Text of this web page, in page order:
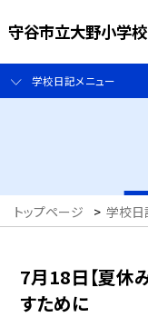
守谷市立大野小学校
学校日記メニュー
トップページ > 学校日
7月18日【夏休
すために